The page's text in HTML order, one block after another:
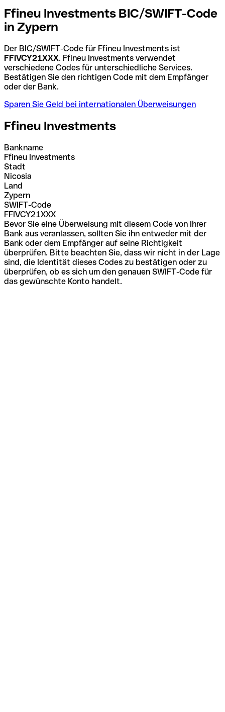
Ffineu Investments BIC/SWIFT-Code
in Zypern
Der BIC/SWIFT-Code für Ffineu Investments ist
FFIVCY21XXX. Ffineu Investments verwendet
verschiedene Codes für unterschiedliche Services.
Bestätigen Sie den richtigen Code mit dem Empfänger
oder der Bank.
Sparen Sie Geld bei internationalen Überweisungen
Ffineu Investments
Bankname
Ffineu Investments
Stadt
Nicosia
Land
Zypern
SWIFT-Code
FFIVCY21XXX
Bevor Sie eine Überweisung mit diesem Code von Ihrer
Bank aus veranlassen, sollten Sie ihn entweder mit der
Bank oder dem Empfänger auf seine Richtigkeit
überprüfen. Bitte beachten Sie, dass wir nicht in der Lage
sind, die Identität dieses Codes zu bestätigen oder zu
überprüfen, ob es sich um den genauen SWIFT-Code für
das gewünschte Konto handelt.